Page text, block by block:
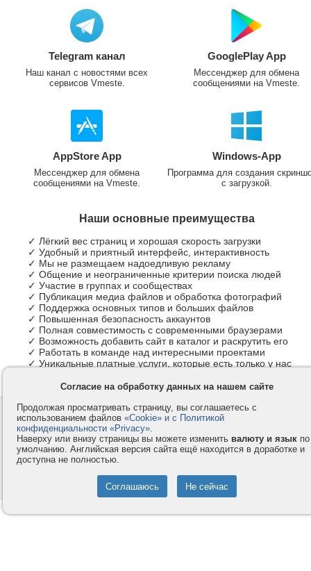
Telegram канал
Наш канал с новостями всех
сервисов Vmeste.
GooglePlay App
Мессенджер для обмена
сообщениями на Vmeste.
AppStore App
Мессенджер для обмена
сообщениями на Vmeste.
Windows-App
Программа для создания
с загрузкой.
Наши основные преимущества
✓ Лёгкий вес страниц и хорошая скорость загрузки
✓ Удобный и приятный интерфейс, интерактивность
✓ Мы не размещаем надоедливую рекламу
✓ Общение и неограниченные критерии поиска людей
✓ Участие в группах и сообществах
✓ Публикация медиа файлов и обработка фотографий
✓ Поддержка основных типов и больших файлов
✓ Повышенная безопасность аккаунтов
✓ Полная совместимость с современными браузерами
✓ Возможность добавить сайт в каталог и раскрутить его
✓ Работать в команде над интересными проектами
✓ Уникальные платные услуги, которые есть только у нас
Контакты
Компания
Privacy и Cookie
Услуги
Как оплатить
Помощь
© 2008-2026
- Все права защищены.
Согласие на обработку данных на нашем сайте
Продолжая просматривать страницу, вы соглашаетесь с
использованием файлов «Cookie» и с Политикой
конфиденциальности «Privacy».
Наверху или внизу страницы вы можете изменить валюту и язык по
умолчанию. Английская версия сайта ещё находится в доработке и
доступна не полностью.